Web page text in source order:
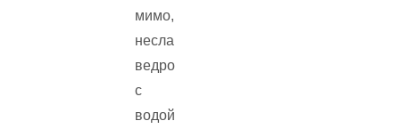
мимо,
несла
ведро
с
водой